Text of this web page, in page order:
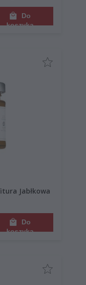
Do
koszyka
Jabłkowa
Do
koszyka